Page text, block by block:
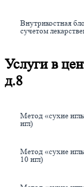
Внутрикостная
сучетом
Услуги в
д.8
Метод «сухие
игл)
Метод «сухие
10 игл)